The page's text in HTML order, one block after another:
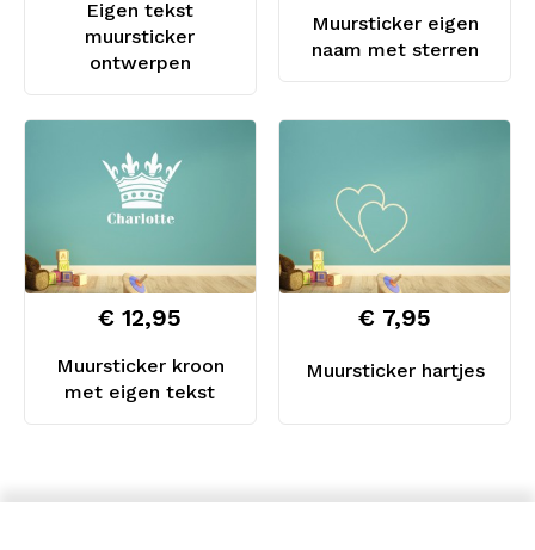
Eigen tekst
muursticker
ontwerpen
Muursticker eigen
naam met sterren
Muursticker kroon
met eigen tekst
€ 12,95
Muursticker hartjes
€ 7,95